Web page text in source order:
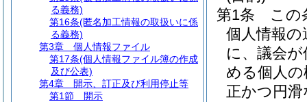
第1条
この
個人情報
に、議会
める個人
正かつ円
る義務)
第16条(匿名加工情報の取扱いに係
る義務)
第3章
個人情報ファイル
第17条(個人情報ファイル簿の作成
及び公表)
第4章
開示、訂正及び利用停止等
第1節
開示